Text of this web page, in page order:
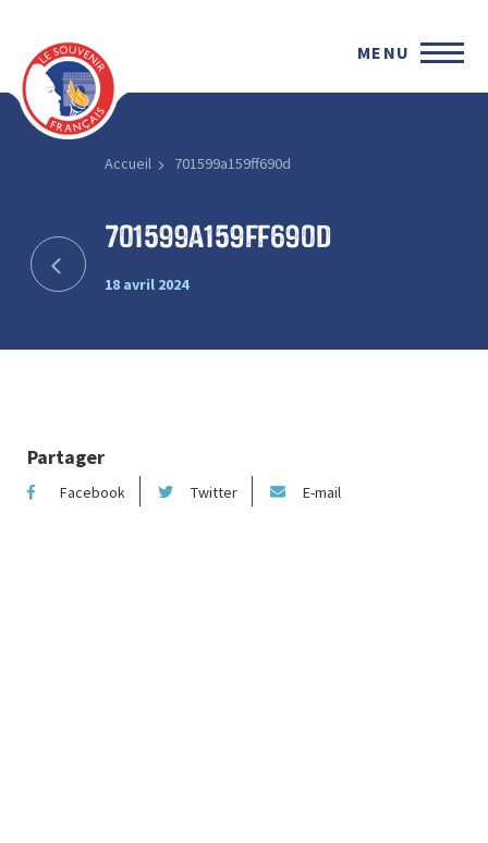
MENU
Accueil 701599a159ff690d
701599a159ff690d
18 avril 2024
Partager
Facebook Twitter E-mail